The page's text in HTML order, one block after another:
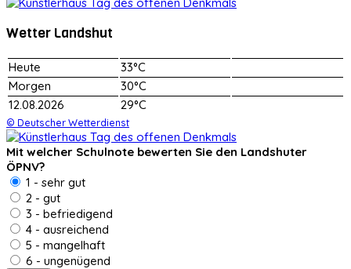
Wetter Landshut
Heute
33°C
Morgen
30°C
12.08.2026
29°C
© Deutscher Wetterdienst
Mit welcher Schulnote bewerten Sie den Landshuter
ÖPNV?
1 - sehr gut
2 - gut
3 - befriedigend
4 - ausreichend
5 - mangelhaft
6 - ungenügend